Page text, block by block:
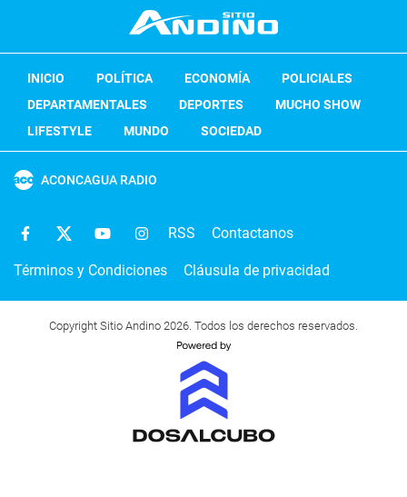
INICIO POLÍTICA ECONOMÍA
POLICIALES
DEPARTAMENTALES
DEPORTES
MUCHO SHOW
LIFESTYLE
MUNDO SOCIEDAD
ACONCAGUA RADIO
RSS Contactanos
Términos y Condiciones Cláusula de privacidad
Copyright Sitio Andino 2026. Todos los derechos reservados.